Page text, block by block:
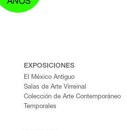
EXPOSICIONES
El México Antiguo
Salas de Arte Virreinal
Colección de Arte Contemporáneo
Temporales